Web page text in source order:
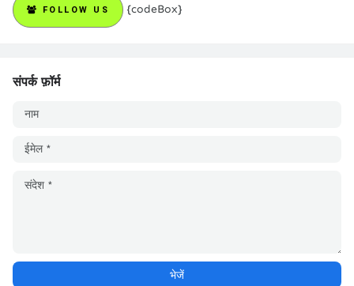
FOLLOW US {codeBox}
संपर्क फ़ॉर्म